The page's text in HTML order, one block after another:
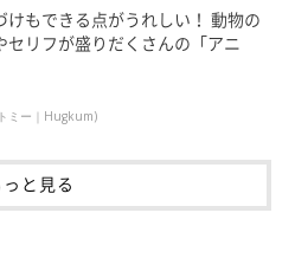
最高ですね！
インスタユーザーからは…
愛い～～～」
けもできる点がうれしい！ 動物の
セリフが盛りだくさんの「アニ
ミー｜Hugkum)
と見る